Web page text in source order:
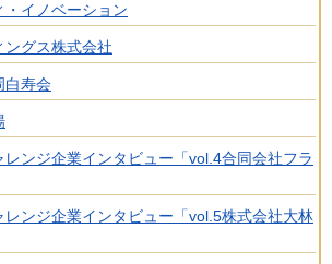
イノベーション
ングス株式会社
白寿会
ンジ企業インタビュー「vol.4合同会社フラ
レンジ企業インタビュー「vol.5株式会社大林